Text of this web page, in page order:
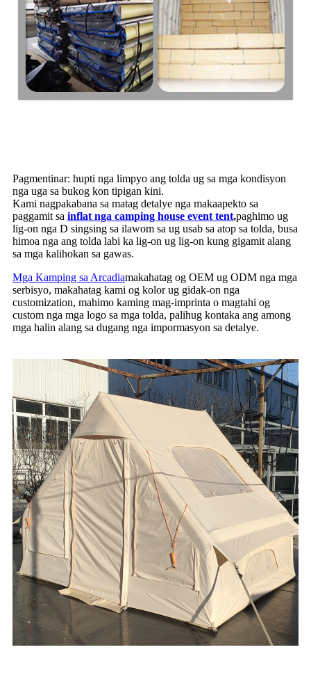
Pagmentinar: hupti nga limpyo ang tolda ug sa mga kondisyon
nga uga sa bukog kon tipigan kini.
Kami nagpakabana sa matag detalye nga makaapekto sa
paggamit sa inflat nga camping house event tent,paghimo ug
lig-on nga D singsing sa ilawom sa ug usab sa atop sa tolda, busa
himoa nga ang tolda labi ka lig-on ug lig-on kung gigamit alang
sa mga kalihokan sa gawas.
Mga Kamping sa Arcadiamakahatag og OEM ug ODM nga mga
serbisyo, makahatag kami og kolor ug gidak-on nga
customization, mahimo kaming mag-imprinta o magtahi og
custom nga mga logo sa mga tolda, palihug kontaka ang among
mga halin alang sa dugang nga impormasyon sa detalye.